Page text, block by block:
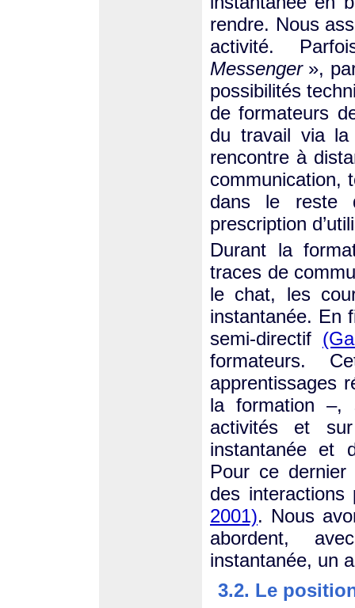
rendre. Nous
activité.
Messenger»,
possibilités
de formateurs
du travail via la
rencontre à
communication,
dans le reste
prescription
Durant la
traces de
le chat, les
instantanée. En
semi-directif
formateurs.
apprentissages
la formation –,
activités et
instantanée et
Pour ce
des
2001). Nous
abordent,
instantanée, un
3.2. Le